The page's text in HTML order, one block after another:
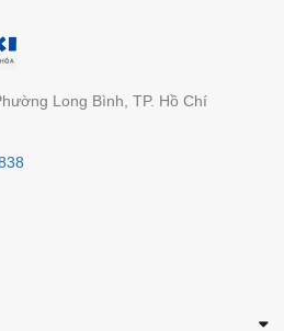
Long Bình, TP. Hồ Chí